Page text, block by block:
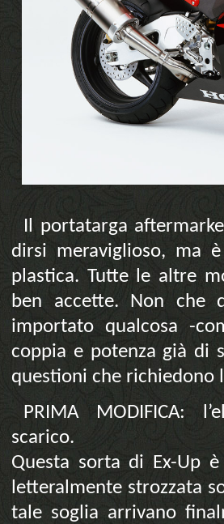
Il portatarga
dirsi meraviglioso, ma
plastica. Tutte le altre
ben accette. Non che
importato qualcosa -
coppia e potenza già di
questioni che richiedono
PRIMA MODIFICA:
scarico.
Questa sorta di Ex-Up
letteralmente strozzata
tale soglia arrivano